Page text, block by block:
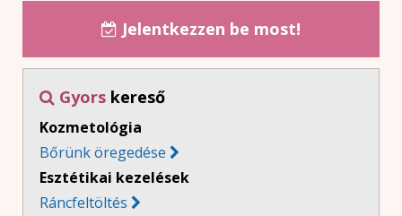
 Jelentkezzen be most!
 Gyorskereső
Kozmetológia
Bőrünk öregedése
Esztétikai kezelések
Ráncfeltöltés